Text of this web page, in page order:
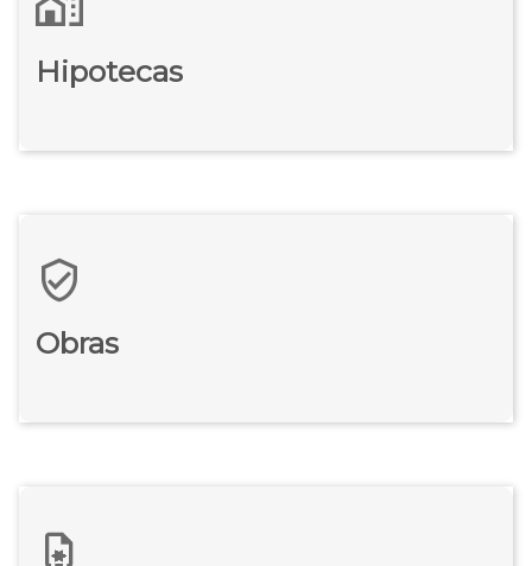
Hipotecas
Obras